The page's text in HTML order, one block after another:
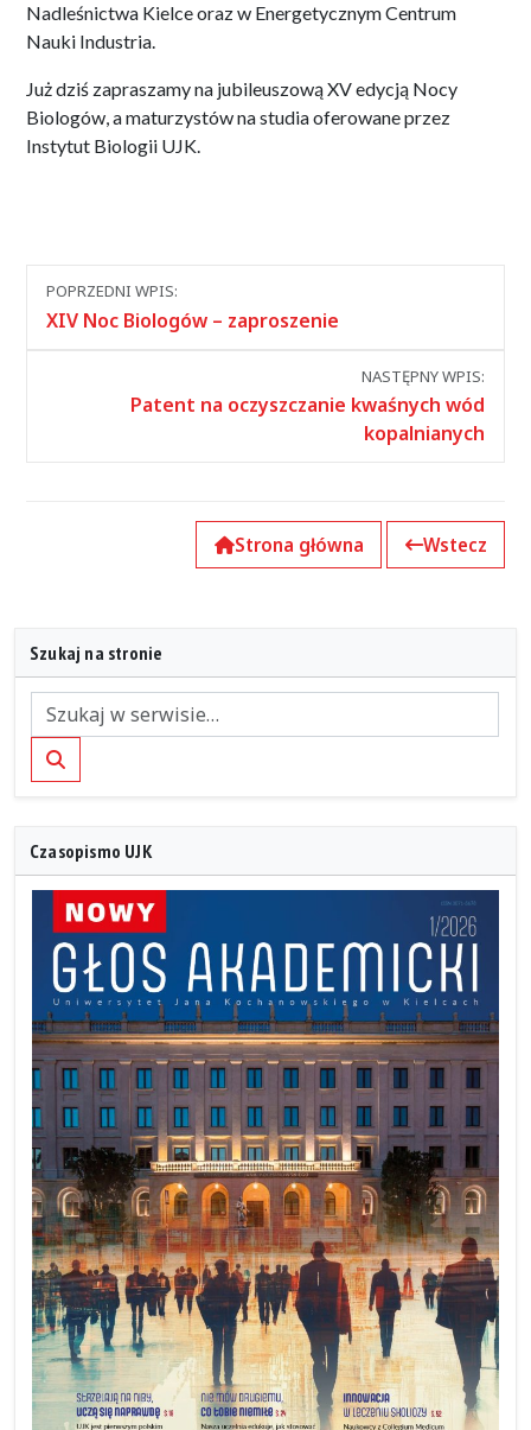
Nadleśnictwa Kielce oraz w Energetycznym Centrum
Nauki Industria.
Już dziś zapraszamy na jubileuszową XV edycją Nocy
Biologów, a maturzystów na studia oferowane przez
Instytut Biologii UJK.
Nawigacja
między
POPRZEDNI WPIS:
XIV Noc Biologów – zaproszenie
NASTĘPNY WPIS:
Patent na oczyszczanie kwaśnych wód
kopalnianych
Strona główna Wstecz
Szukaj na stronie
Szukaj
Czasopismo UJK